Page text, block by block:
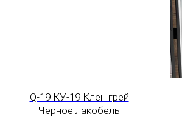
Q-19 КУ-19 Клен грей
Черное лакобель